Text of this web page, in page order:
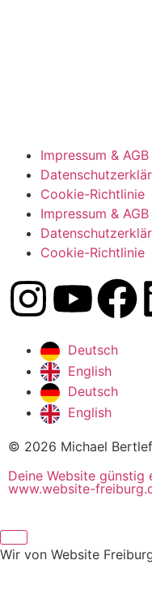
Impressum & AGB
Cookie-Richtlinie
Impressum & AGB
Cookie-Richtlinie
Deutsch
English
Deutsch
English
© 2026 Michael
Deine Website günstig
www.website-
Wir von Website